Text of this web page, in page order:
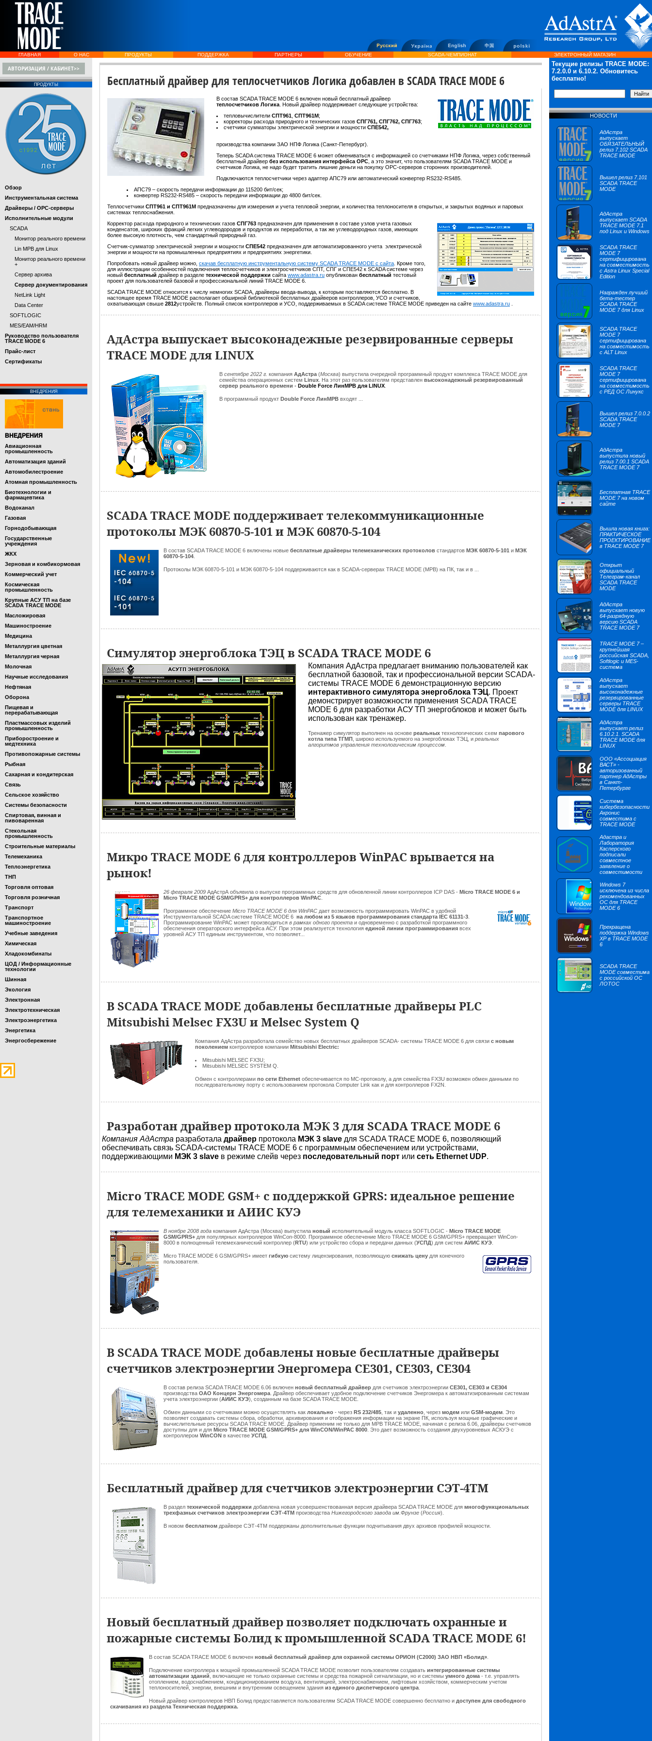
ГЛАВНАЯ О НАС ПРОДУКТЫ ПОДДЕРЖКА ПАРТНЕРЫ ОБУЧЕНИЕ SCADA-ЧЕМПИОНАТ ЭЛЕКТРОННЫЙ МАГАЗИН
АВТОРИЗАЦИЯ / КАБИНЕТ>>
ПРОДУКТЫ
Обзор
Инструментальная система
Драйверы / OPC-серверы
Исполнительные модули
SCADA
Монитор реального времени
Lin МРВ для Linux
Монитор реального времени
+
Сервер архива
Сервер документирования
NetLink Light
Data Center
SOFTLOGIC
MES/EAM/HRM
Руководство пользователя
TRACE MODE 6
Прайс-лист
Cертификаты
ВНЕДРЕНИЯ
ВНЕДРЕНИЯ
Авиационная
промышленность
Автоматизация зданий
Автомобилестроение
Атомная промышленность
Биотехнологии и
фармацевтика
Водоканал
Газовая
Горнодобывающая
Государственные
учреждения
ЖКХ
Зерновая и комбикормовая
Коммерческий учет
Космическая
промышленность
Крупные АСУ ТП на базе
SCADA TRACE MODE
Масложировая
Машиностроение
Медицина
Металлургия цветная
Металлургия черная
Молочная
Научные исследования
Нефтяная
Оборона
Пищевая и
перерабатывающая
Пластмассовых изделий
промышленность
Приборостроение и
медтехника
Противопожарные системы
Рыбная
Сахарная и кондитерская
Связь
Сельское хозяйство
Системы безопасности
Спиртовая, винная и
пивоваренная
Стекольная
промышленность
Строительные материалы
Телемеханика
Теплоэнергетика
ТНП
Торговля оптовая
Торговля розничная
Транспорт
Транспортное
машиностроение
Учебные заведения
Химическая
Хладокомбинаты
ЦОД / Информационные
технологии
Шинная
Экология
Электронная
Электротехническая
Электроэнергетика
Энергетика
Энергосбережение
Бесплатный драйвер для теплосчетчиков Логика добавлен в SCADA TRACE MODE 6
В состав SCADA TRACE MODE 6 включен новый бесплатный драйвер
теплосчетчиков Логика . Новый драйвер поддерживает следующие устройства:
тепловычислители СПТ961 СПТ961М;
корректоры расхода природного и технических газов СПГ761, СПГ762, СПГ763;
счетчики сумматоры электрической энергии и мощности СПЕ542,
производства компании ЗАО НПФ Логика (Санкт-Петербург).
Теперь SCADA система TRACE MODE 6 может обмениваться с информацией со счетчиками НПФ Логика, через собственный
бесплатный драйвер без использования интерфейса OPC , а это значит, что пользователям SCADA TRACE MODE и
счетчиков Логика, не надо будет тратить лишние деньги на покупку OPC-серверов сторонних производителей.
Подключаются теплосчетчики через адаптер АПС79 или автоматический конвертер RS232-RS485.
АПС79 – скорость передачи информации до 115200 бит/сек;
конвертер RS232-RS485 – скорость передачи информации до 4800 бит/сек.
Теплосчетчики СПТ961 и СПТ961М предназначены для измерения и учета тепловой энергии, и количества теплоносителя в открытых, и закрытых водяных и паровых
системах теплоснабжения.
Корректор расхода природного и технических газов СПГ763 предназначен для применения в составе узлов учета газовых
конденсатов, широких фракций легких углеводородов и продуктов их переработки, а так же углеводородных газов, имеющих
более высокую плотность, чем стандартный природный газ.
Счетчик-сумматор электрической энергии и мощности СПЕ542 предназначен для автоматизированного учета электрической
энергии и мощности на промышленных предприятиях и предприятиях энергетики.
Попробовать новый драйвер можно, скачав бесплатную инструментальную систему SCADA TRACE MODE с сайта . Кроме того,
для иллюстрации особенностей подключения теплосчетчиков и электросчетчиков СПТ, СПГ и СПЕ542 к SCADA системе через
новый бесплатный драйвер в разделе технической поддержки сайта www.adastra.ru опубликован бесплатный тестовый
проект для пользователей базовой и профессиональной линий TRACE MODE 6.
SCADA TRACE MODE относится к числу немногих SCADA, драйверы ввода-вывода, к которым поставляются бесплатно. В
настоящее время TRACE MODE располагает обширной библиотекой бесплатных драйверов контроллеров, УСО и счетчиков,
охватывающая свыше 2812устройств. Полный список контроллеров и УСО, поддерживаемых в SCADA системе TRACE MODE приведен на сайте www.adastra.ru
АдАстра выпускает высоконадежные резервированные серверы
TRACE MODE для LINUX
В сентябре 2022 г. компания АдАстра (Москва) выпустила очередной программный продукт комплекса TRACE MODE для
семейства операционных систем Linux . На этот раз пользователям представлен высоконадежный резервированный
сервер реального времени - Double Force ЛинМРВ для LINUX
В программный продукт Double Force ЛинМРВ входят ...
SCADA TRACE MODE поддерживает телекоммуникационные
протоколы МЭК 60870-5-101 и МЭК 60870-5-104
В состав SCADA TRACE MODE 6 включены новые бесплатные драйверы телемеханических протоколов стандартов МЭК 60870-5-101 и МЭК
60870-5-104
Протоколы МЭК 60870-5-101 и МЭК 60870-5-104 поддерживаются как в SCADA-серверах TRACE MODE (МРВ) на ПК, так и в ...
Симулятор энергоблока ТЭЦ в SCADA TRACE MODE 6
Компания АдАстра предлагает вниманию пользователей как
бесплатной базовой, так и профессиональной версии SCADA-
системы TRACE MODE 6 демонстрационную версию
интерактивного симулятора энергоблока ТЭЦ. Проект
демонстрирует возможности применения SCADA TRACE
MODE 6 для разработки АСУ ТП энергоблоков и может быть
использован как тренажер.
Тренажер симулятор выполнен на основе реальных технологических схем парового
котла типа ТГМП , широко используемого на энергоблоках ТЭЦ, и реальных
алгоритмов управления технологическим процессом
Микро TRACE MODE 6 для контроллеров WinPAC врывается на
рынок!
26 февраля 2009 АдАстрА объявила о выпуске программных средств для обновленной линии контроллеров ICP DAS - Micro TRACE MODE 6 и
Micro TRACE MODE GSM/GPRS+ для контроллеров WinPAC
Программное обеспечение Micro TRACE MODE 6 для WinPAC дает возможность программировать WinPAC в удобной
Инструментальной SCADA системе TRACE MODE 6 на любом из 5 языков программирования стандарта IEC 61131-3
Программирование WinPAC может производиться в рамках одного проекта и одновременно с разработкой программного
обеспечения операторского интерфейса АСУ. При этом реализуется технология единой линии программирования всех
уровней АСУ ТП единым инструментом, что позволяет...
В SCADA TRACE MODE добавлены бесплатные драйверы PLC
Mitsubishi Melsec FX3U и Melsec System Q
Компания АдАстра разработала семейство новых бесплатных драйверов SCADA- системы TRACE MODE 6 для связи с новым
поколением контроллеров компании Mitsubishi Electric:
Mitsubishi MELSEC FX3U;
Mitsubishi MELSEC SYSTEM Q.
Обмен с контроллерами по сети Ethernet обеспечивается по МС-протоколу, а для семейства FX3U возможен обмен данными по
последовательному порту с использованием протокола Computer Link как и для контроллеров FX2N.
Разработан драйвер протокола МЭК 3 для SCADA TRACE MODE 6
Компания АдАстра разработала драйвер протокола МЭК 3 slave для SCADA TRACE MODE 6, позволяющий
обеспечивать связь SCADA-системы TRACE MODE 6 с программным обеспечением или устройствами,
поддерживающими МЭК 3 slave в режиме слейв через последовательный порт или сеть Ethernet UDP.
Micro TRACE MODE GSM+ c поддержкой GPRS: идеальное решение
для телемеханики и АИИС КУЭ
В ноябре 2008 года компания АдАстра (Москва) выпустила новый исполнительный модуль класса SOFTLOGIC - Micro TRACE MODE
GSM/GPRS+ для популярных контроллеров WinCon-8000. Программное обеспечение Micro TRACE MODE 6 GSM/GPRS+ превращает WinCon-
8000 в полноценный телемеханический контроллер (RTU) или устройство сбора и передачи данных (УСПД) для систем АИИС КУЭ
Micro TRACE MODE 6 GSM/GPRS+ имеет гибкую систему лицензирования, позволяющую снижать цену для конечного
пользователя.
В SCADA TRACE MODE добавлены новые бесплатные драйверы
счетчиков электроэнергии Энергомера CE301, CE303, CE304
В состав релиза SCADA TRACE MODE 6.06 включен новый бесплатный драйвер для счетчиков электроэнергии CE301, CE303 и CE304
производства ОАО Концерн Энергомера . Драйвер обеспечивает удобное подключение счетчиков Энергомера к автоматизированным системам
учета электроэнергии (АИИС КУЭ), созданным на базе SCADA TRACE MODE.
Обмен данными со счетчиками можно осуществлять как локально - через RS 232/485 , так и удаленно , через модем или GSM-модем . Это
позволяет создавать системы сбора, обработки, архивирования и отображения информации на экране ПК, используя мощные графические и
вычислительные ресурсы SCADA TRACE MODE. Драйвер применим не только для МРВ TRACE MODE, начиная с релиза 6.06, драйверы счетчиков
доступны для и для Micro TRACE MODE GSM/GPRS+ для WinCON/WinPAC 8000 . Это дает возможность создания двухуровневых АСКУЭ с
контроллером WinCON в качестве УСПД
Бесплатный драйвер для счетчиков электроэнергии СЭТ-4ТМ
В раздел технической поддержки добавлена новая усовершенствованная версия драйвера SCADA TRACE MODE для многофункциональных
трехфазных счетчиков электроэнергии СЭТ-4ТМ производства Нижегородского завода им.Фрунзе (Россия).
В новом бесплатном драйвере СЭТ-4ТМ поддержаны дополнительные функции подчитывания двух архивов профилей мощности.
Новый бесплатный драйвер позволяет подключать охранные и
пожарные системы Болид к промышленной SCADA TRACE MODE 6!
В состав SCADA TRACE MODE 6 включен новый бесплатный драйвер для охранной системы ОРИОН (С2000) ЗАО НВП «Болид»
Подключение контроллера к мощной промышленной SCADA TRACE MODE позволит пользователям создавать интегрированные системы
автоматизации зданий , включающие не только охранные системы и средства пожарной сигнализации, но и системы умного дома - т.е. управлять
отоплением, водоснабжением, кондиционированием воздуха, вентиляцией, электроснабжением, лифтовым хозяйством, коммерческим учетом
теплоносителей, энергии, внешним и внутренним освещением здания из единого диспетчерского центра
Новый драйвер контроллеров НВП Болид предоставляется пользователям SCADA TRACE MODE совершенно бесплатно и доступен для свободного
скачивания из раздела Техническая поддержка.
Текущие релизы TRACE MODE:
7.2.0.0 и 6.10.2. Обновитесь
бесплатно!
НОВОСТИ
АдАстра
выпускает
ОБЯЗАТЕЛЬНЫЙ
релиз 7.102 SCADA
TRACE MODE
Вышел релиз 7.101
SCADA TRACE
MODE
АдАстра
выпускает SCADA
TRACE MODE 7.1
под Linux и Windows
SCADA TRACE
MODE 7
сертифицирована
на совместимость
с Astra Linux Special
Edition
Награжден лучший
бета-тестер
SCADA TRACE
MODE 7 для Linux
SCADA TRACE
MODE 7
сертифицирована
на совместимость
с ALT Linux
SCADA TRACE
MODE 7
сертифицирована
на совместимость
с РЕД ОС Линукс
Вышел релиз 7.0.0.2
SCADA TRACE
MODE 7
АдАстра
выпустила новый
релиз 7.00.1 SCADA
TRACE MODE 7
Бесплатная TRACE
MODE 7 на новом
сайте
Вышла новая книга:
ПРАКТИЧЕСКОЕ
ПРОЕКТИРОВАНИЕ
в TRACE MODE 7
Открыт
официальный
Телеграм-канал
SCADA TRACE
MODE
АдАстра
выпускает новую
64-разрядную
версию SCADA
TRACE MODE 7
TRACE MODE 7 –
крупнейшая
российская SCADA,
Softlogic и MES-
система
АдАстра
выпускает
высоконадежные
резервированные
серверы TRACE
MODE для LINUX
АдАстра
выпускает релиз
6.10.2.1. SCADA
TRACE MODE для
LINUX
ООО «Ассоциация
ВАСТ» -
авторизованный
партнер АдАстры
в Санкт-
Петербурге
Система
кибербезопасности
Акронис
совместима с
TRACE MODE
Адастра и
Лаборатория
Касперского
подписали
совместное
заявление о
совместимости
Windows 7
исключена из числа
рекомендованных
ОС для TRACE
MODE 6
Прекращена
поддержка Windows
XP в TRACE MODE
6
SCADA TRACE
MODE совместима
с российской ОС
ЛОТОС